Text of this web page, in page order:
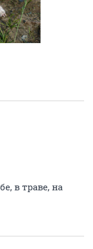
в траве, на